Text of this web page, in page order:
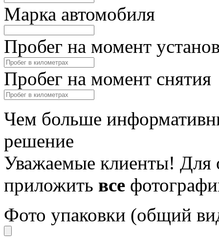
Марка автомобиля
Пробег на момент
Пробег на момент снятия
Чем больше
решение
Уважаемые клиенты! Для
приложить все
Фото упаковки (общий